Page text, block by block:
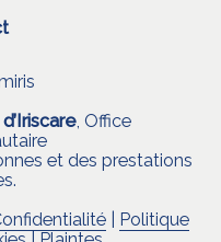
, Office
et des prestations
| Politique